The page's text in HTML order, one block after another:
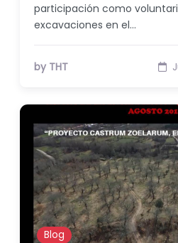
participación como
excavaciones en el…
by THT
Blog